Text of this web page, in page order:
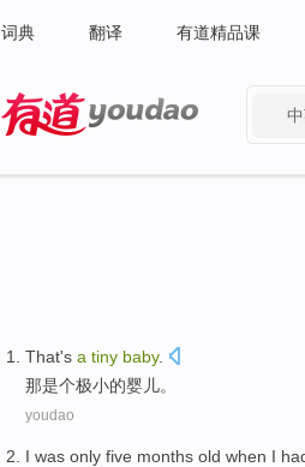
词典 翻译 有道精品课
That's a tiny baby.
那是个极小的婴儿。
youdao
I was only five months old when I